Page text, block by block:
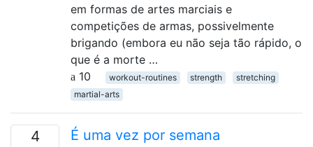
em formas de artes marciais e
competições de armas, possivelmente
brigando (embora eu não seja tão rápido, o
que é a morte …
10
workout-routines strength
stretching
martial-arts
4
É uma vez por semana